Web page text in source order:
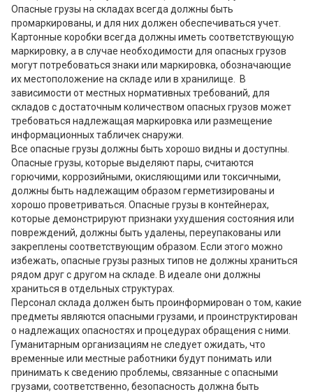
Опасные грузы на складах всегда должны быть
промаркированы, и для них должен обеспечиваться учет.
Картонные коробки всегда должны иметь соответствующую
маркировку, а в случае необходимости для опасных грузов
могут потребоваться знаки или маркировка, обозначающие
их местоположение на складе или в хранилище. В
зависимости от местных нормативных требований, для
складов с достаточным количеством опасных грузов может
требоваться надлежащая маркировка или размещение
информационных табличек снаружи.
Все опасные грузы должны быть хорошо видны и доступны.
Опасные грузы, которые выделяют пары, считаются
горючими, коррозийными, окисляющими или токсичными,
должны быть надлежащим образом герметизированы и
хорошо проветриваться. Опасные грузы в контейнерах,
которые демонстрируют признаки ухудшения состояния или
повреждений, должны быть удалены, переупакованы или
закреплены соответствующим образом. Если этого можно
избежать, опасные грузы разных типов не должны храниться
рядом друг с другом на складе. В идеале они должны
храниться в отдельных структурах.
Персонал склада должен быть проинформирован о том, какие
предметы являются опасными грузами, и проинструктирован
о надлежащих опасностях и процедурах обращения с ними.
Гуманитарным организациям не следует ожидать, что
временные или местные работники будут понимать или
принимать к сведению проблемы, связанные с опасными
грузами, соответственно, безопасность должна быть